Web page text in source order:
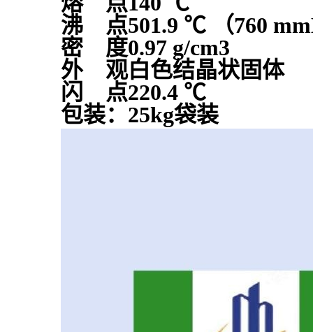
沸 点501.9 ℃ （760
密 度0.97 g/cm3
外 观白色结晶状固体
闪 点220.4 ℃
包装：25kg袋装